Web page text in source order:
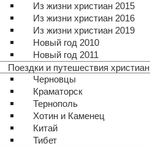
Из жизни христиан 2015
Из жизни христиан 2016
Из жизни христиан 2019
Новый год 2010
Новый год 2011
Поездки и путешествия христиан
Черновцы
Краматорск
Тернополь
Хотин и Каменец
Китай
Тибет